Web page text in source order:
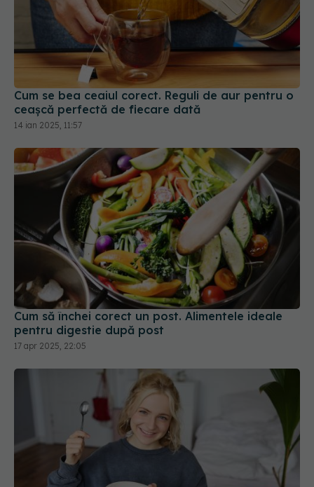
Cum se bea ceaiul corect. Reguli de aur pentru o
ceașcă perfectă de fiecare dată
14 ian 2025, 11:57
Cum să închei corect un post. Alimentele ideale
pentru digestie după post
17 apr 2025, 22:05
7 alimente care reduc stresul și anxietatea